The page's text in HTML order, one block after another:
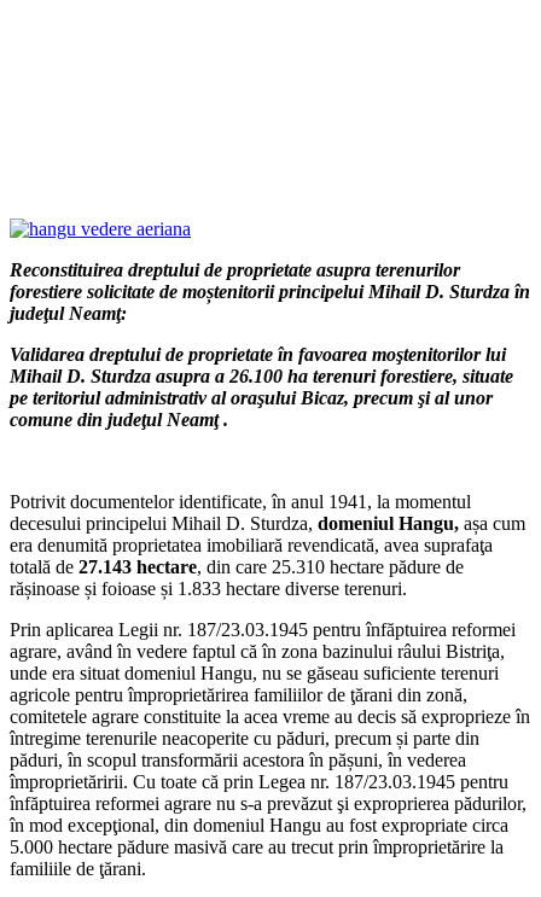
Reconstituirea dreptului de proprietate asupra terenurilor
forestiere solicitate de moștenitorii principelui Mihail D. Sturdza în
judeţul Neamţ:
Validarea dreptului de proprietate în favoarea moştenitorilor lui
Mihail D. Sturdza asupra a 26.100 ha terenuri forestiere, situate
pe teritoriul administrativ al oraşului Bicaz, precum şi al unor
comune din judeţul Neamţ.
Potrivit documentelor identificate, în anul 1941, la momentul
decesului principelui Mihail D. Sturdza, domeniul Hangu, așa cum
era denumită proprietatea imobiliară revendicată, avea suprafaţa
totală de 27.143 hectare, din care 25.310 hectare pădure de
rășinoase și foioase și 1.833 hectare diverse terenuri.
Prin aplicarea Legii nr. 187/23.03.1945 pentru înfăptuirea reformei
agrare, având în vedere faptul că în zona bazinului râului Bistriţa,
unde era situat domeniul Hangu, nu se găseau suficiente terenuri
agricole pentru împroprietărirea familiilor de ţărani din zonă,
comitetele agrare constituite la acea vreme au decis să exproprieze în
întregime terenurile neacoperite cu păduri, precum și parte din
păduri, în scopul transformării acestora în pășuni, în vederea
împroprietăririi. Cu toate că prin Legea nr. 187/23.03.1945 pentru
înfăptuirea reformei agrare nu s-a prevăzut şi exproprierea pădurilor,
în mod excepţional, din domeniul Hangu au fost expropriate circa
5.000 hectare pădure masivă care au trecut prin împroprietărire la
familiile de ţărani.